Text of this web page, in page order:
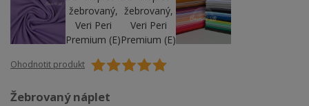
Ohodnotit produkt
Žebrovaný náplet